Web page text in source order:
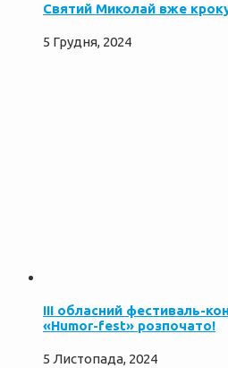
Святий Миколай вже
5 Грудня, 2024
ІІІ обласний фестиваль-
«Humor-fest» розпочато!
5 Листопада, 2024